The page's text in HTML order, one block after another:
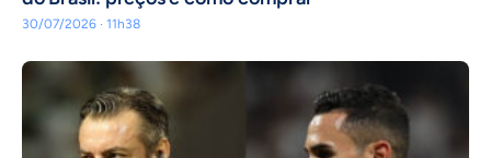
30/07/2026 · 11h38